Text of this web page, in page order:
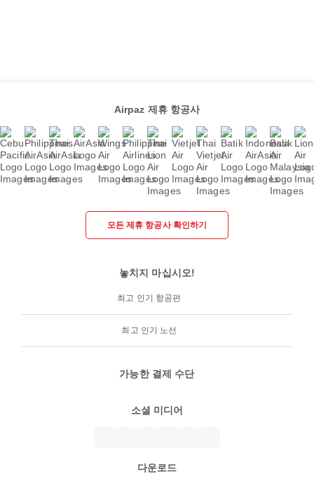
Airpaz 제휴 항공사
모든 제휴 항공사 확인하기
놓치지 마십시오!
최고 인기 항공편
최고 인기 노선
가능한 결제 수단
소셜 미디어
다운로드